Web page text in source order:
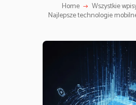
Home Wszystkie
Najlepsze technologie